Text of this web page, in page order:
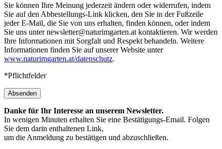
Sie können Ihre Meinung jederzeit ändern oder widerrufen, indem
Sie auf den Abbestellungs-Link klicken, den Sie in der Fußzeile
jeder E-Mail, die Sie von uns erhalten, finden können, oder indem
Sie uns unter newsletter@naturimgarten.at kontaktieren. Wir werden
Ihre Informationen mit Sorgfalt und Respekt behandeln. Weitere
Informationen finden Sie auf unserer Website unter
www.naturimgarten.at/datenschutz.
*Pflichtfelder
Absenden
Danke für Ihr Interesse an unserem Newsletter.
In wenigen Minuten erhalten Sie eine Bestätigungs-Email. Folgen
Sie dem darin enthaltenen Link,
um die Anmeldung zu bestätigen und abzuschließen.